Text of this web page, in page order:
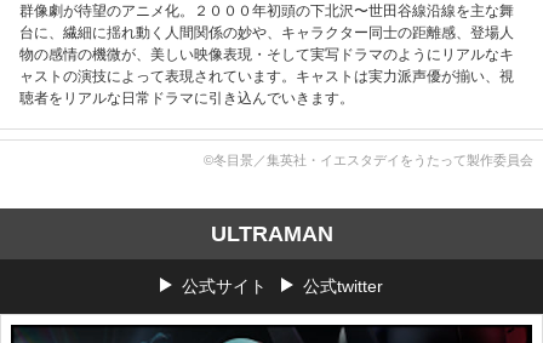
群像劇が待望のアニメ化。２０００年初頭の下北沢〜世田谷線沿線を主な舞
台に、繊細に揺れ動く人間関係の妙や、キャラクター同士の距離感、登場人
物の感情の機微が、美しい映像表現・そして実写ドラマのようにリアルなキ
ャストの演技によって表現されています。キャストは実力派声優が揃い、視
聴者をリアルな日常ドラマに引き込んでいきます。
©冬目景／集英社・イエスタデイをうたって製作委員会
ULTRAMAN
公式サイト 公式twitter